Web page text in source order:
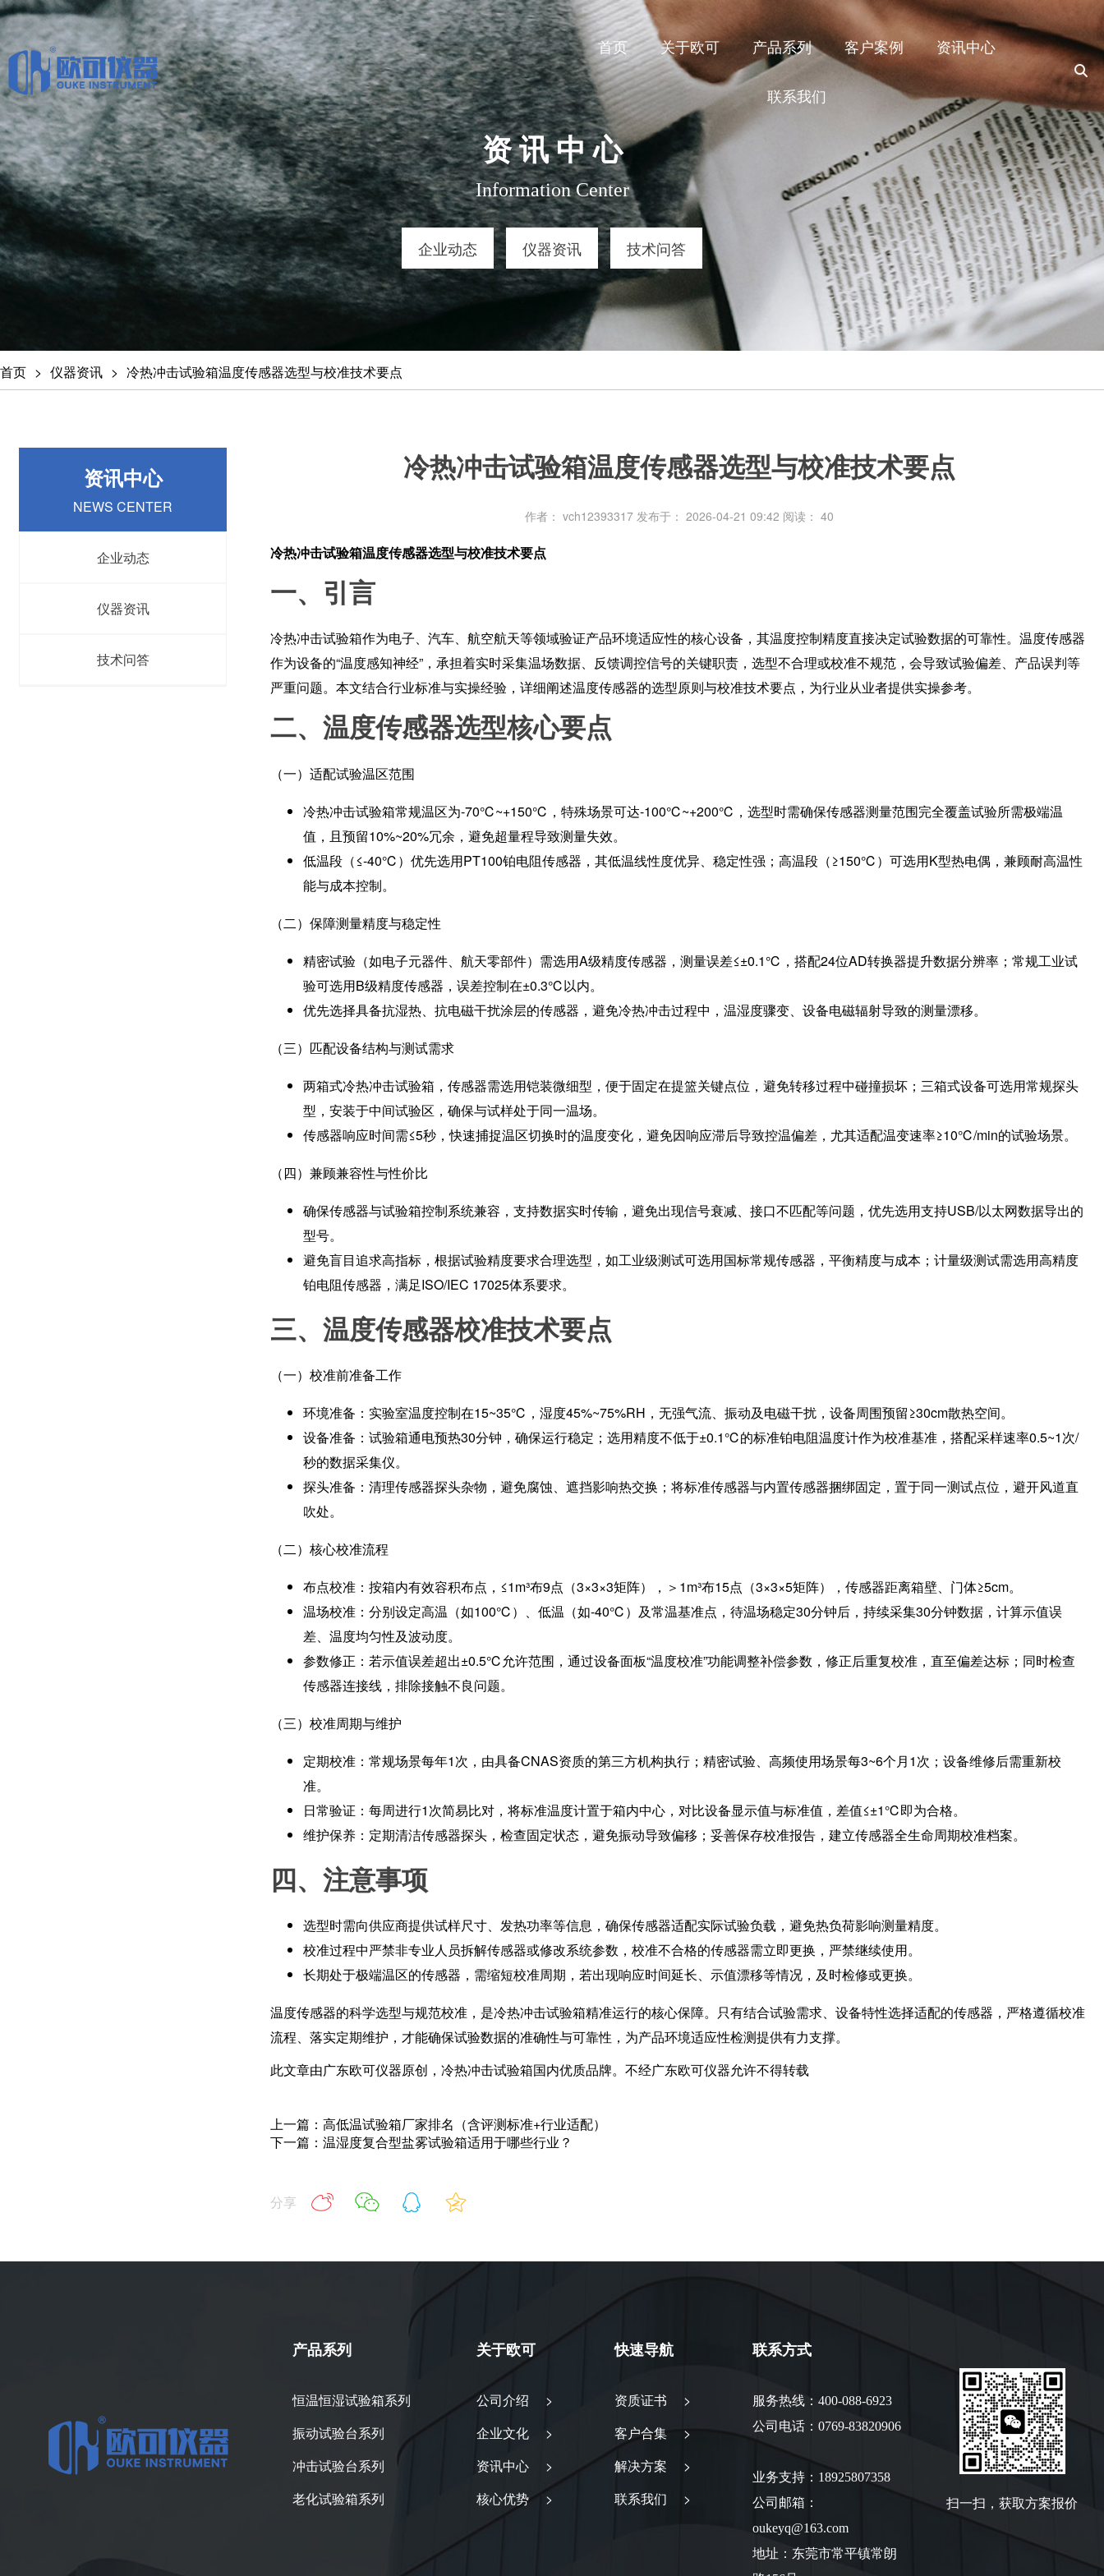
首页 关于欧可 产品系列 客户案例 资讯中心
联系我们
资 讯 中 心
Information Center
企业动态 仪器资讯 技术问答
首页 仪器资讯 冷热冲击试验箱温度传感器选型与校准技术要点
资讯中心
NEWS CENTER
企业动态
仪器资讯
技术问答
冷热冲击试验箱温度传感器选型与校准技术要点
作者： vch12393317 发布于： 2026-04-21 09:42 阅读： 40
冷热冲击试验箱温度传感器选型与校准技术要点
一、引言
冷热冲击试验箱作为电子、汽车、航空航天等领域验证产品环境适应性的核心设备，其温度控制精度直接决定试验数据的可靠性。温度传感器
作为设备的“温度感知神经”，承担着实时采集温场数据、反馈调控信号的关键职责，选型不合理或校准不规范，会导致试验偏差、产品误判等
严重问题。本文结合行业标准与实操经验，详细阐述温度传感器的选型原则与校准技术要点，为行业从业者提供实操参考。
二、温度传感器选型核心要点
（一）适配试验温区范围
冷热冲击试验箱常规温区为-70℃~+150℃，特殊场景可达-100℃~+200℃，选型时需确保传感器测量范围完全覆盖试验所需极端温
值，且预留10%~20%冗余，避免超量程导致测量失效。
低温段（≤-40℃）优先选用PT100铂电阻传感器，其低温线性度优异、稳定性强；高温段（≥150℃）可选用K型热电偶，兼顾耐高温性
能与成本控制。
（二）保障测量精度与稳定性
精密试验（如电子元器件、航天零部件）需选用A级精度传感器，测量误差≤±0.1℃，搭配24位AD转换器提升数据分辨率；常规工业试
验可选用B级精度传感器，误差控制在±0.3℃以内。
优先选择具备抗湿热、抗电磁干扰涂层的传感器，避免冷热冲击过程中，温湿度骤变、设备电磁辐射导致的测量漂移。
（三）匹配设备结构与测试需求
两箱式冷热冲击试验箱，传感器需选用铠装微细型，便于固定在提篮关键点位，避免转移过程中碰撞损坏；三箱式设备可选用常规探头
型，安装于中间试验区，确保与试样处于同一温场。
传感器响应时间需≤5秒，快速捕捉温区切换时的温度变化，避免因响应滞后导致控温偏差，尤其适配温变速率≥10℃/min的试验场景。
（四）兼顾兼容性与性价比
确保传感器与试验箱控制系统兼容，支持数据实时传输，避免出现信号衰减、接口不匹配等问题，优先选用支持USB/以太网数据导出的
型号。
避免盲目追求高指标，根据试验精度要求合理选型，如工业级测试可选用国标常规传感器，平衡精度与成本；计量级测试需选用高精度
铂电阻传感器，满足ISO/IEC 17025体系要求。
三、温度传感器校准技术要点
（一）校准前准备工作
环境准备：实验室温度控制在15~35℃，湿度45%~75%RH，无强气流、振动及电磁干扰，设备周围预留≥30cm散热空间。
设备准备：试验箱通电预热30分钟，确保运行稳定；选用精度不低于±0.1℃的标准铂电阻温度计作为校准基准，搭配采样速率0.5~1次/
秒的数据采集仪。
探头准备：清理传感器探头杂物，避免腐蚀、遮挡影响热交换；将标准传感器与内置传感器捆绑固定，置于同一测试点位，避开风道直
吹处。
（二）核心校准流程
布点校准：按箱内有效容积布点，≤1m³布9点（3×3×3矩阵），＞1m³布15点（3×3×5矩阵），传感器距离箱壁、门体≥5cm。
温场校准：分别设定高温（如100℃）、低温（如-40℃）及常温基准点，待温场稳定30分钟后，持续采集30分钟数据，计算示值误
差、温度均匀性及波动度。
参数修正：若示值误差超出±0.5℃允许范围，通过设备面板“温度校准”功能调整补偿参数，修正后重复校准，直至偏差达标；同时检查
传感器连接线，排除接触不良问题。
（三）校准周期与维护
定期校准：常规场景每年1次，由具备CNAS资质的第三方机构执行；精密试验、高频使用场景每3~6个月1次；设备维修后需重新校
准。
日常验证：每周进行1次简易比对，将标准温度计置于箱内中心，对比设备显示值与标准值，差值≤±1℃即为合格。
维护保养：定期清洁传感器探头，检查固定状态，避免振动导致偏移；妥善保存校准报告，建立传感器全生命周期校准档案。
四、注意事项
选型时需向供应商提供试样尺寸、发热功率等信息，确保传感器适配实际试验负载，避免热负荷影响测量精度。
校准过程中严禁非专业人员拆解传感器或修改系统参数，校准不合格的传感器需立即更换，严禁继续使用。
长期处于极端温区的传感器，需缩短校准周期，若出现响应时间延长、示值漂移等情况，及时检修或更换。
温度传感器的科学选型与规范校准，是冷热冲击试验箱精准运行的核心保障。只有结合试验需求、设备特性选择适配的传感器，严格遵循校准
流程、落实定期维护，才能确保试验数据的准确性与可靠性，为产品环境适应性检测提供有力支撑。
此文章由广东欧可仪器原创，冷热冲击试验箱国内优质品牌。不经广东欧可仪器允许不得转载
上一篇：高低温试验箱厂家排名（含评测标准+行业适配）
下一篇：温湿度复合型盐雾试验箱适用于哪些行业？
分享
产品系列
恒温恒湿试验箱系列
振动试验台系列
冲击试验台系列
老化试验箱系列
关于欧可
公司介绍 >
企业文化 >
资讯中心 >
核心优势 >
快速导航
资质证书 >
客户合集 >
解决方案 >
联系我们 >
联系方式
服务热线：400-088-6923
公司电话：0769-83820906
业务支持：18925807358
公司邮箱：
oukeyq@163.com
地址：东莞市常平镇常朗
扫一扫，获取方案报价